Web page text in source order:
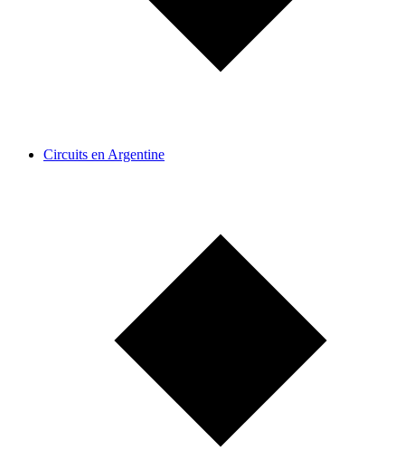
Circuits en Argentine